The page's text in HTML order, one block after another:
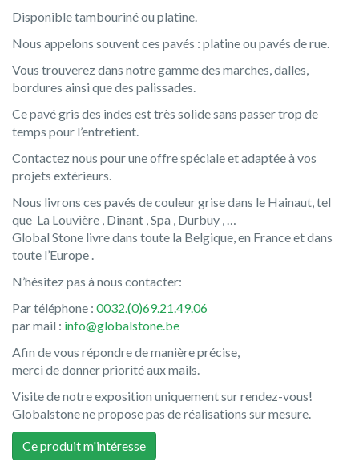
Disponible tambouriné ou platine.
Nous appelons souvent ces pavés : platine ou pavés de rue.
Vous trouverez dans notre gamme des marches, dalles,
bordures ainsi que des palissades.
Ce pavé gris des indes est très solide sans passer trop de
temps pour l’entretient.
Contactez nous pour une offre spéciale et adaptée à vos
projets extérieurs.
Nous livrons ces pavés de couleur grise dans le Hainaut, tel
que La Louvière , Dinant , Spa , Durbuy , …
Global Stone livre dans toute la Belgique, en France et dans
toute l’Europe .
N’hésitez pas à nous contacter:
Par téléphone : 0032.(0)69.21.49.06
par mail : info@globalstone.be
Afin de vous répondre de manière précise,
merci de donner priorité aux mails.
Visite de notre exposition uniquement sur rendez-vous!
Globalstone ne propose pas de réalisations sur mesure.
Ce produit m'intéresse